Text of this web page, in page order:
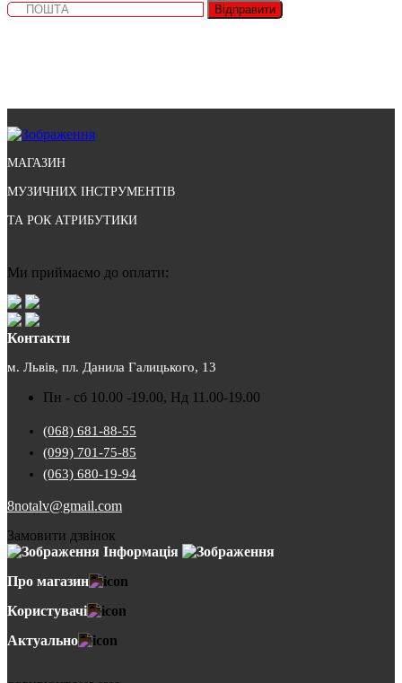
Відправити
МАГАЗИН
МУЗИЧНИХ ІНСТРУМЕНТІВ
ТА РОК АТРИБУТИКИ
Ми приймаємо до оплати:
Контакти
м. Львів, пл. Данила Галицького, 13
Пн - сб 10.00 -19.00, Нд 11.00-19.00
(068) 681-88-55
(099) 701-75-85
(063) 680-19-94
8notalv@gmail.com
Замовити дзвінок
Інформація
Про магазин
Користувачі
Актуально